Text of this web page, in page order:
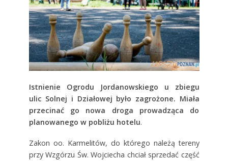
Istnienie Ogrodu Jordanowskiego u zbiegu
ulic Solnej i Działowej było zagrożone. Miała
przecinać go nowa droga prowadząca do
planowanego w pobliżu hotelu.
Zakon oo. Karmelitów, do którego należą tereny
przy Wzgórzu Św. Wojciecha chciał sprzedać część